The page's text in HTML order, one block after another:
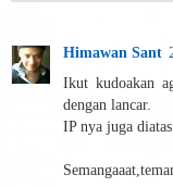
Himawan Sant
Ikut kudoakan
dengan lancar.
IP nya juga